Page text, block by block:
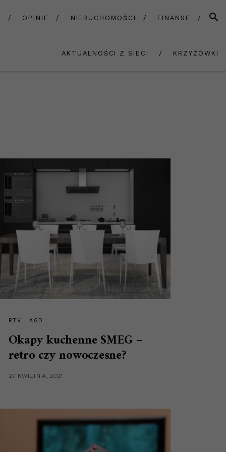
OPINIE NIERUCHOMOŚCI FINANSE
AKTUALNOŚCI Z SIECI KRZYŻÓWKI
RTV I AGD
Okapy kuchenne SMEG –
retro czy nowoczesne?
27 KWIETNIA, 2021